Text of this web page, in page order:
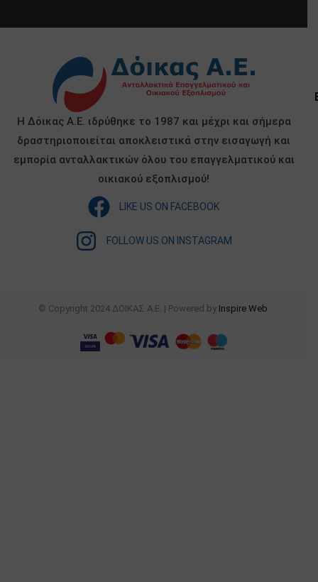
Η Δόικας Α.Ε. ιδρύθηκε το 1987 και μέχρι και σήμερα
δραστηριοποιείται αποκλειστικά στην εισαγωγή και
εμπορία ανταλλακτικών όλου του επαγγελματικού και
οικιακού εξοπλισμού!
LIKE US ON FACEBOOK
FOLLOW US ON INSTAGRAM
© Copyright 2024 ΔΟΙΚΑΣ Α.Ε. | Powered by Inspire Web.